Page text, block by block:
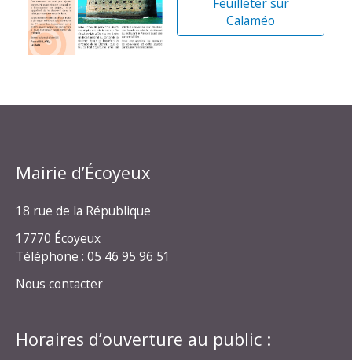
Calaméo
Mairie d’Écoyeux
18 rue de la République
17770 Écoyeux
Téléphone : 05 46 95 96 51
Nous contacter
Horaires d’ouverture au public :